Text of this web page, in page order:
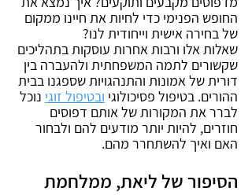
החופש הפנימי כדי לחיות את חיינו ממקום
של בחירה אישית וייחודית לנו?
שאלות אלו ורבות אחרות עוסקות בתהליכים
שקשורים לתמה המשפחתית ולהעברה בין
דורית של אמונות והתנהגויות שספגנו בבית
ההורים. בטיפול פסיכולוגי ובטיפול זוגי נוכל
לברר את המקורות של אותם דפוסים
חוזרים, להיות יותר מודעים להם ולבחור
האם ואיך להשתחרר מהם.
הסיפור של ליאת, ממלחמת